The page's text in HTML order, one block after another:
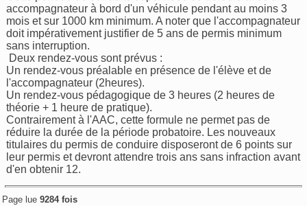
accompagnateur à bord d'un véhicule pendant au moins 3
mois et sur 1000 km minimum. A noter que l'accompagnateur
doit impérativement justifier de 5 ans de permis minimum
sans interruption.
Deux rendez-vous sont prévus :
Un rendez-vous préalable en présence de l'élève et de
l'accompagnateur (2heures).
Un rendez-vous pédagogique de 3 heures (2 heures de
théorie + 1 heure de pratique).
Contrairement à l'AAC, cette formule ne permet pas de
réduire la durée de la période probatoire. Les nouveaux
titulaires du permis de conduire disposeront de 6 points sur
leur permis et devront attendre trois ans sans infraction avant
d'en obtenir 12.
Page lue9284 fois